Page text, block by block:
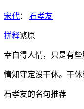
宋代： 石孝友
拼释繁原
幸自得人情，只是有些
情知守定没干休。干休
石孝友的名句推荐